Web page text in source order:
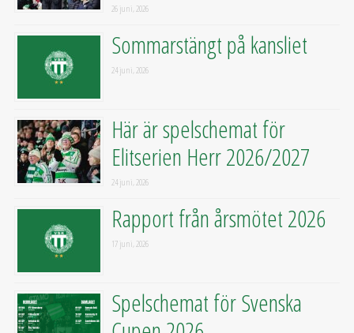
26 juni, 2026
Sommarstängt på kansliet
24 juni, 2026
Här är spelschemat för
Elitserien Herr 2026/2027
24 juni, 2026
Rapport från årsmötet 2026
17 juni, 2026
Spelschemat för Svenska